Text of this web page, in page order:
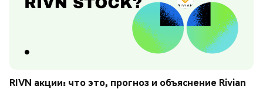
RIVN акции: что это, прогноз и объяснение Rivian